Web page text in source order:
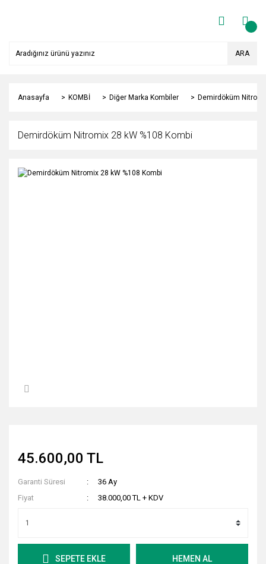
ARA
Anasayfa KOMBİ Diğer Marka Kombiler Demirdöküm
Demirdöküm Nitromix 28 kW %108 Kombi
45.600,00 TL
Garanti Süresi
36 Ay
Fiyat
38.000,00 TL + KDV
SEPETE EKLE HEMEN AL